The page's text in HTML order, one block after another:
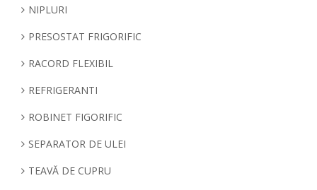
NIPLURI
PRESOSTAT FRIGORIFIC
RACORD FLEXIBIL
REFRIGERANTI
ROBINET FIGORIFIC
SEPARATOR DE ULEI
TEAVĂ DE CUPRU